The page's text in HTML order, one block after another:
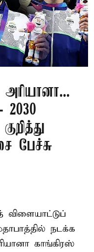
2030
பேச்சு
விளையாட்டுப்
நடக்க
காங்கிரஸ்